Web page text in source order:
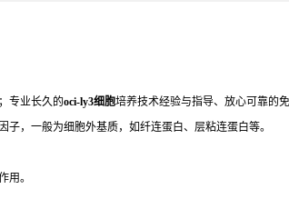
专业长久的oci-ly3细胞培养技术经验与指导、放心可靠的免
，一般为细胞外基质，如纤连蛋白、层粘连蛋白等。
用。